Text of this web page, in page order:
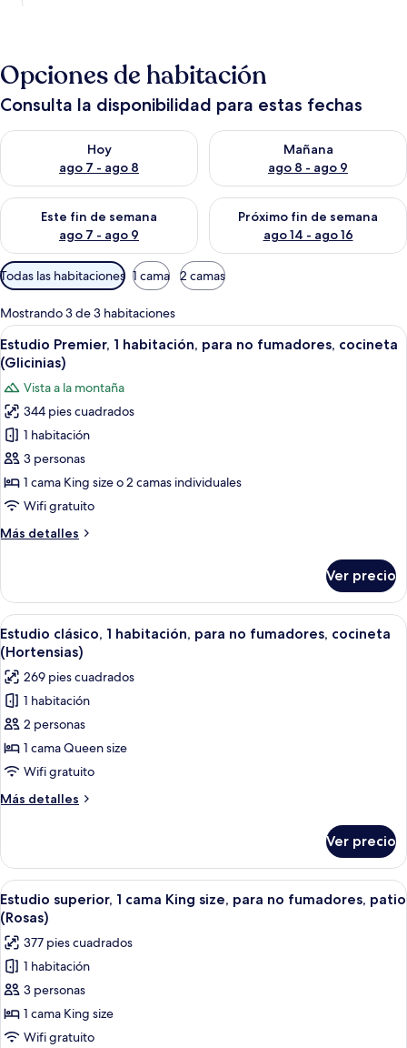
Opciones de habitación
Consulta la disponibilidad para estas fechas
Hoy
ago 7 - ago 8
Consulta la disponibilidad para hoy ago 7 - ago 8
Mañana
ago 8 - ago 9
Consulta la disponibilidad
Este fin de semana
ago 7 - ago 9
Consulta la disponibilidad para este fin de semana ago 7 -
Próximo fin de semana
ago 14 - ago 16
Consulta la disponibilidad
Filtros
disponibles
para
las
habitaciones
Todas las habitaciones 1 cama 2 camas
Mostrando 3 de 3 habitaciones
Abrir
todas
las
fotos
de
Estudio
Premier,
1
habitación,
no
(Glicinias)
Una habitación bien amoblada con
22
Estudio Premier, 1 habitación, para no fumadores, cocineta
(Glicinias)
Vista a la montaña
344 pies cuadrados
1 habitación
3 personas
1 cama King size o 2 camas individuales
Wifi gratuito
Más detalles
Más
Premier,
habitación,
para
no
fumadores,
cocineta
(Glicinias)
Ver precio
Abrir
todas
las
fotos
de
Estudio
clásico,
1
habitación,
para
fumadores,
cocineta
(Hortensias)
Un dormitorio con cama, televisión,
18
Estudio clásico, 1 habitación, para no fumadores, cocineta
(Hortensias)
269 pies cuadrados
1 habitación
2 personas
1 cama Queen size
Wifi gratuito
Más detalles
Más
clásico,
habitación,
para
no
fumadores,
cocineta
(Hortensias)
Ver precio
Abrir
todas
las
fotos
de
Estudio
superior,
1
Un dormitorio con ropa de cama
18
Estudio superior, 1 cama King size, para no fumadores, patio
(Rosas)
377 pies cuadrados
1 habitación
3 personas
1 cama King size
Wifi gratuito